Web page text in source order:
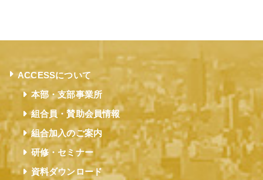
ACCESSについて
本部・支部事業所
組合員・賛助会員情報
組合加入のご案内
研修・セミナー
資料ダウンロード